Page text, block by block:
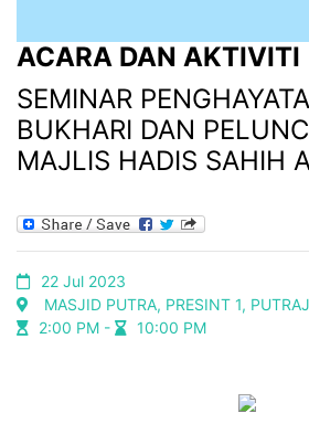
ACARA DAN AKTIVITI
SEMINAR
BUKHARI DAN
MAJLIS HADIS SAHIH
22 Jul 2023
MASJID PUTRA, PRESINT 1,
2:00 PM -
10:00 PM